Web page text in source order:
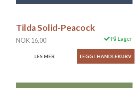
Tilda Solid-Peacock
NOK 16,00 På Lager
LES MER